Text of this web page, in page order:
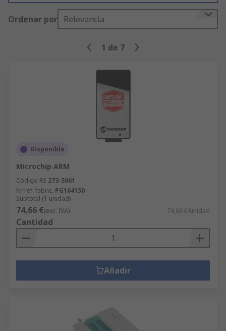
Ordenar por Relevancia
1 de 7
Disponible
Microchip ARM
Código RS 273-5061
Nº ref. fabric. PG164150
Subtotal (1 unidad)
74,66 €(exc. IVA) 74,66 €/unidad
Cantidad
Añadir